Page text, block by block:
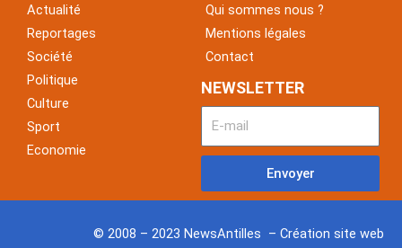
o
o
k
Actualité
Reportages
Société
Politique
Culture
Sport
Economie
Qui sommes nous ?
Mentions légales
Contact
NEWSLETTER
Envoyer
© 2008 – 2023 NewsAntilles – Création site web